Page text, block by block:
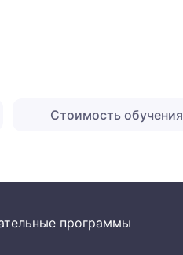
Стоимость обучения
программы